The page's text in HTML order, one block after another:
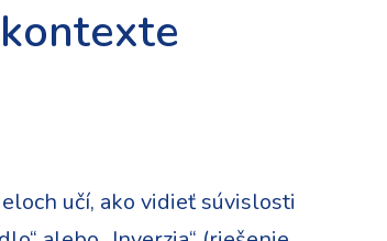
učí, ako vidieť súvislosti